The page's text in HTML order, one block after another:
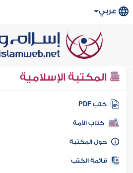
عربي
المكتبة الإسلامية
كتب PDF
كتاب الأمة
المكتبة